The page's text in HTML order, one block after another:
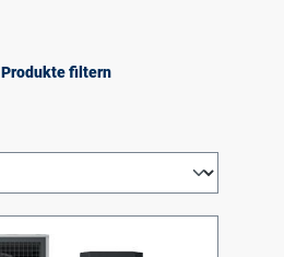
Produkte filtern